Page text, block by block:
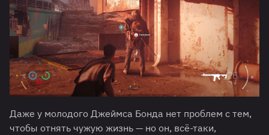
Даже у молодого Джеймса Бонда нет проблем с тем,
чтобы отнять чужую жизнь — но он, всё-таки,